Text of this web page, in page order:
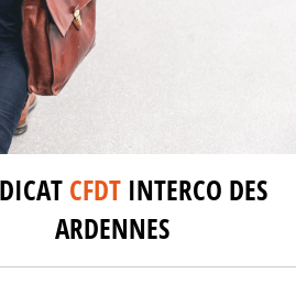
CFDT INTERCO DES
ARDENNES